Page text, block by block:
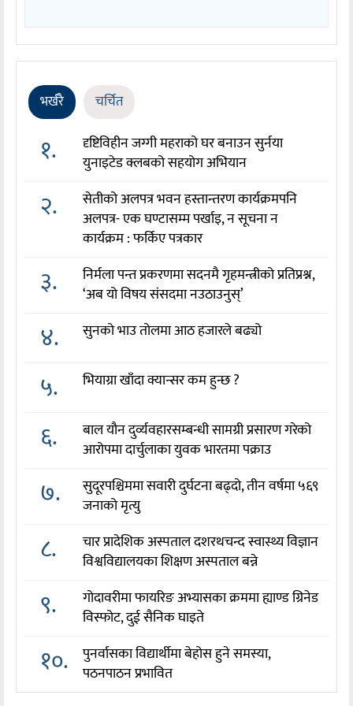
भर्खरै चर्चित
१.
दृष्टिविहीन जग्गी महराको घर बनाउन सुर्नया
युनाइटेड क्लबको सहयोग अभियान
२.
सेतीको अलपत्र भवन हस्तान्तरण कार्यक्रमपनि
अलपत्र- एक घण्टासम्म पर्खाइ, न सूचना न
कार्यक्रम : फर्किए पत्रकार
३.
निर्मला पन्त प्रकरणमा सदनमै गृहमन्त्रीको प्रतिप्रश्न,
‘अब यो विषय संसदमा नउठाउनुस्’
४. सुनको भाउ तोलमा आठ हजारले बढ्यो
५. भियाग्रा खाँदा क्यान्सर कम हुन्छ ?
६.
बाल यौन दुर्व्यवहारसम्बन्धी सामग्री प्रसारण गरेको
आरोपमा दार्चुलाका युवक भारतमा पक्राउ
७.
सुदूरपश्चिममा सवारी दुर्घटना बढ्दो, तीन वर्षमा ५६९
जनाको मृत्यु
८.
चार प्रादेशिक अस्पताल दशरथचन्द स्वास्थ्य विज्ञान
विश्वविद्यालयका शिक्षण अस्पताल बन्ने
९.
गोदावरीमा फायरिङ अभ्यासका क्रममा ह्याण्ड ग्रिनेड
विस्फोट, दुई सैनिक घाइते
१०.
पुनर्वासका विद्यार्थीमा बेहोस हुने समस्या,
पठनपाठन प्रभावित